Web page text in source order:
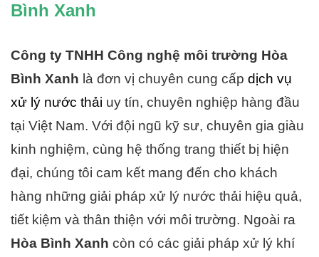
Bình Xanh
Công ty TNHH Công nghệ môi trường Hòa
Bình Xanh là đơn vị chuyên cung cấp dịch vụ
xử lý nước thải uy tín, chuyên nghiệp hàng đầu
tại Việt Nam. Với đội ngũ kỹ sư, chuyên gia giàu
kinh nghiệm, cùng hệ thống trang thiết bị hiện
đại, chúng tôi cam kết mang đến cho khách
hàng những giải pháp xử lý nước thải hiệu quả,
tiết kiệm và thân thiện với môi trường. Ngoài ra
Hòa Bình Xanh còn có các giải pháp xử lý khí